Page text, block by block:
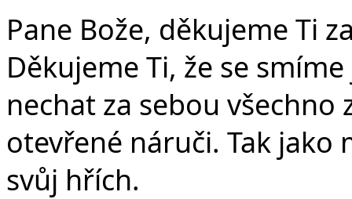
Pane Bože, děkujeme Ti
Děkujeme Ti, že se
nechat za sebou všechno
otevřené náruči. Tak jako
svůj hřích.